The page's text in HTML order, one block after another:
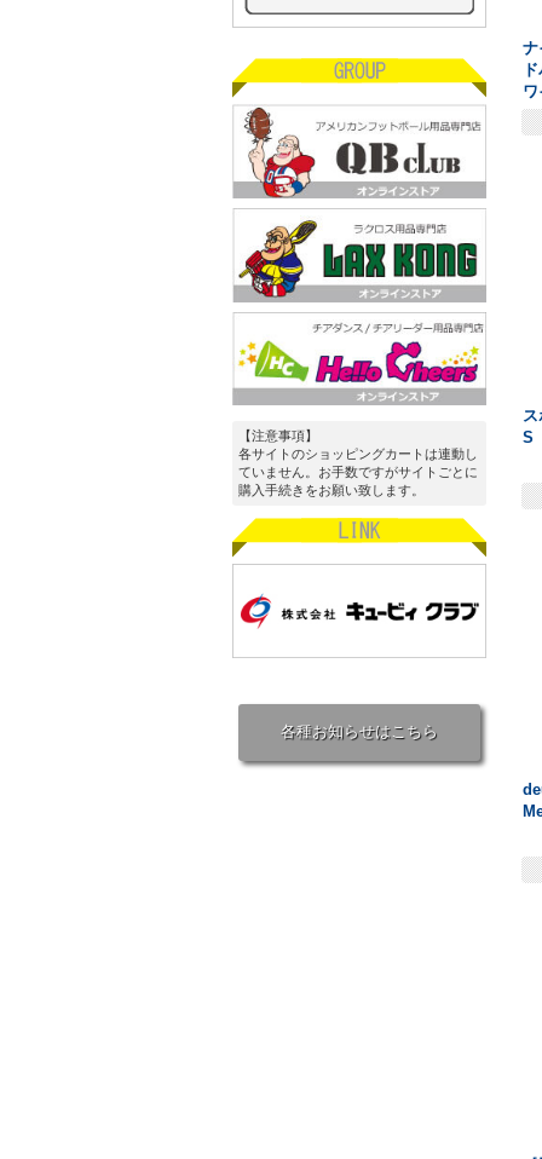
【注意事項】
各サイトのショッピングカートは連動し
ていません。お手数ですがサイトごとに
購入手続きをお願い致します。
各種お知らせはこちら
ナ
ワ
S